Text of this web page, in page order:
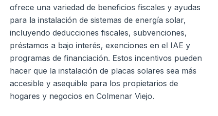
ofrece una variedad de beneficios fiscales y ayudas
para la instalación de sistemas de energía solar,
incluyendo deducciones fiscales, subvenciones,
préstamos a bajo interés, exenciones en el IAE y
programas de financiación. Estos incentivos pueden
hacer que la instalación de placas solares sea más
accesible y asequible para los propietarios de
hogares y negocios en Colmenar Viejo.